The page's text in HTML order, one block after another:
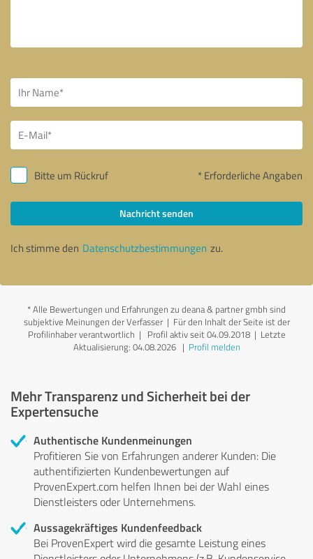
Bitte um Rückruf * Erforderliche Angaben
Nachricht senden
Ich stimme den Datenschutzbestimmungen zu.
*Alle Bewertungen und Erfahrungen zu deana & partner gmbh sind
subjektive Meinungen der Verfasser | Für den Inhalt der Seite ist der
Profilinhaber verantwortlich | Profil aktiv seit 04.09.2018 | Letzte
Aktualisierung: 04.08.2026| Profil melden
Mehr Transparenz und Sicherheit bei der
Expertensuche
Authentische Kundenmeinungen
Profitieren Sie von Erfahrungen anderer Kunden: Die
authentifizierten Kundenbewertungen auf
ProvenExpert.com helfen Ihnen bei der Wahl eines
Dienstleisters oder Unternehmens.
Aussagekräftiges Kundenfeedback
Bei ProvenExpert wird die gesamte Leistung eines